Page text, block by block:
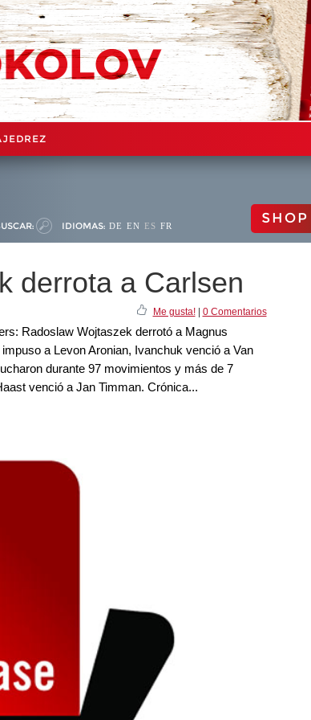
IDIOMAS: DE EN ES FR SHOP
derrota a Carlsen
Me gusta!| 0 Comentarios
Radoslaw Wojtaszek derrotó a Magnus
a Levon Aronian, Ivanchuk venció a Van
durante 97 movimientos y más de 7
venció a Jan Timman. Crónica...